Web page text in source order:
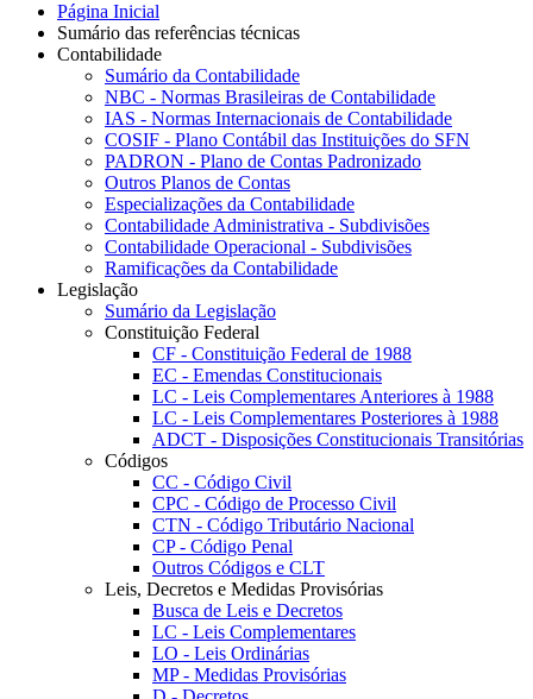
Página Inicial
Sumário das referências técnicas
Contabilidade
Sumário da Contabilidade
NBC - Normas Brasileiras de Contabilidade
IAS - Normas Internacionais de Contabilidade
COSIF - Plano Contábil das Instituições do SFN
PADRON - Plano de Contas Padronizado
Outros Planos de Contas
Especializações da Contabilidade
Contabilidade Administrativa - Subdivisões
Contabilidade Operacional - Subdivisões
Ramificações da Contabilidade
Legislação
Sumário da Legislação
Constituição Federal
CF - Constituição Federal de 1988
EC - Emendas Constitucionais
LC - Leis Complementares Anteriores à 1988
LC - Leis Complementares Posteriores à 1988
ADCT - Disposições Constitucionais Transitórias
Códigos
CC - Código Civil
CPC - Código de Processo Civil
CTN - Código Tributário Nacional
CP - Código Penal
Outros Códigos e CLT
Leis, Decretos e Medidas Provisórias
Busca de Leis e Decretos
LC - Leis Complementares
LO - Leis Ordinárias
MP - Medidas Provisórias